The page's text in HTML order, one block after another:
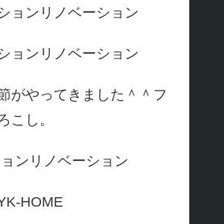
ンリノベーション
ンリノベーション
がやってきました＾＾フ
こし。
ンリノベーション
HOME